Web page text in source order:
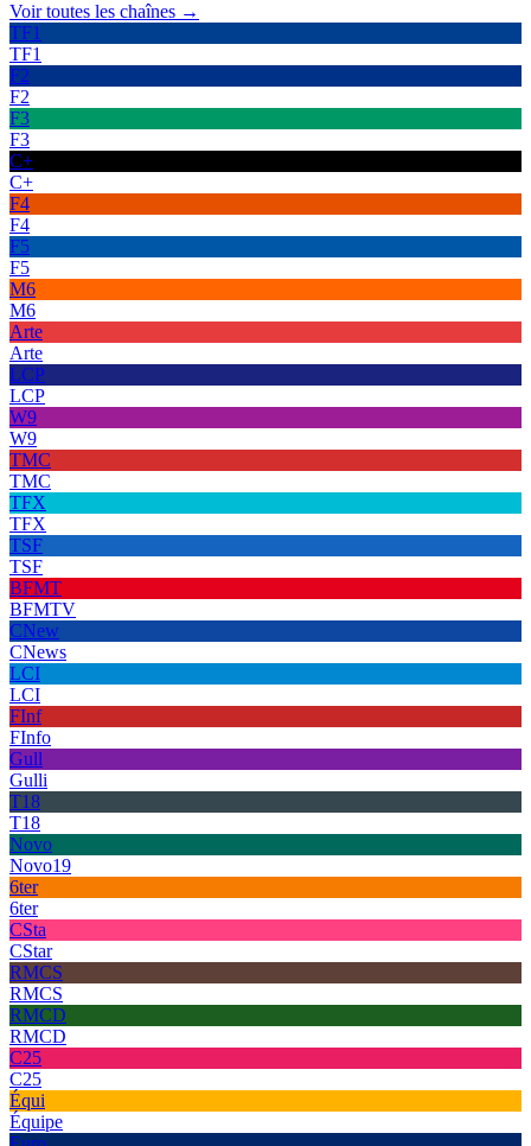
Voir toutes les chaînes →
TF1
TF1
F2
F2
F3
F3
C+
C+
F4
F4
F5
F5
M6
M6
Arte
Arte
LCP
LCP
W9
W9
TMC
TMC
TFX
TFX
TSF
TSF
BFMT
BFMTV
CNew
CNews
LCI
LCI
FInf
FInfo
Gull
Gulli
T18
T18
Novo
Novo19
6ter
6ter
CSta
CStar
RMCS
RMCS
RMCD
RMCD
C25
C25
Équi
Équipe